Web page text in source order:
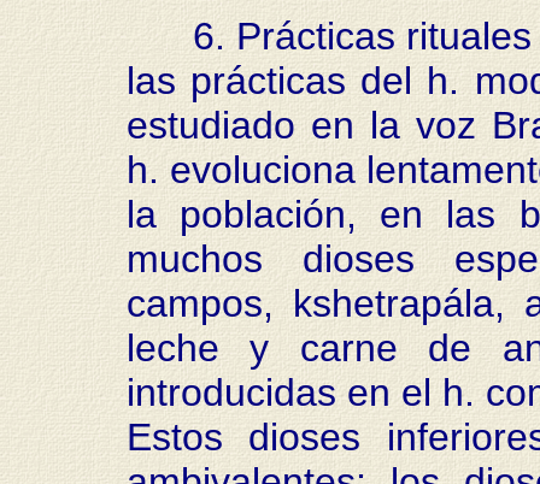
6. Prácticas rituales
las prácticas del h.
estudiado en la voz
h. evoluciona
la población, en las
muchos dioses
campos,
leche y carne de
introducidas en el h.
Estos dioses